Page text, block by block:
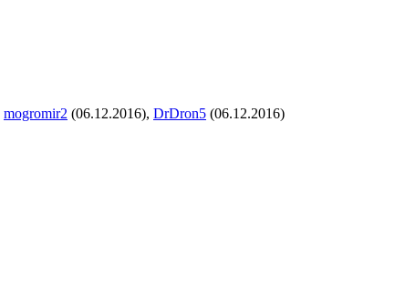
mogromir2 (06.12.2016), DrDron5 (06.12.2016)